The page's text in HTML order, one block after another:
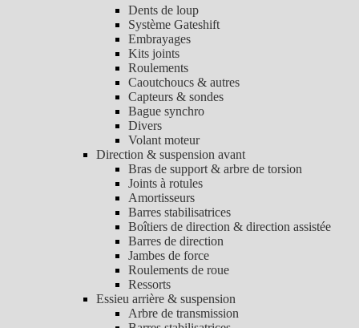
Dents de loup
Système Gateshift
Embrayages
Kits joints
Roulements
Caoutchoucs & autres
Capteurs & sondes
Bague synchro
Divers
Volant moteur
Direction & suspension avant
Bras de support & arbre de torsion
Joints à rotules
Amortisseurs
Barres stabilisatrices
Boîtiers de direction & direction assistée
Barres de direction
Jambes de force
Roulements de roue
Ressorts
Essieu arrière & suspension
Arbre de transmission